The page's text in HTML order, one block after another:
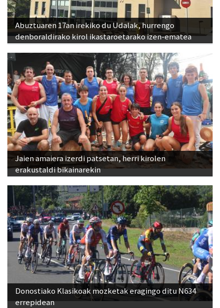
Abuztuaren 17an irekiko du Udalak, hurrengo
denboraldirako kirol ikastaroetarako izen-ematea
Jaien amaiera izerdi patsetan, herri kirolen
erakustaldi bikainarekin
Donostiako Klasikoak mozketak eragingo ditu N634
errepidean